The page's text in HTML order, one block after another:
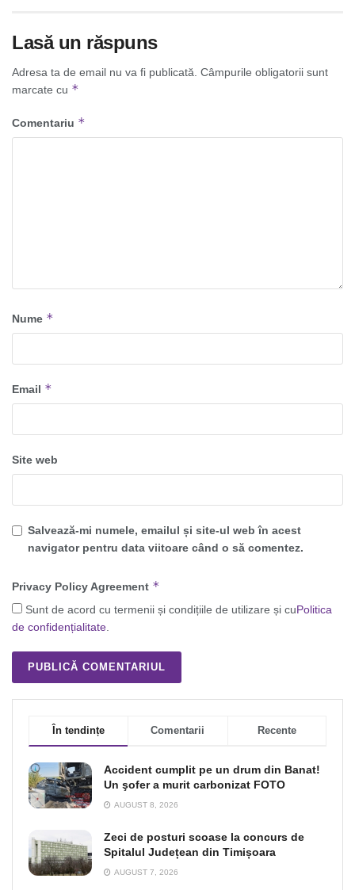
Lasă un răspuns
Adresa ta de email nu va fi publicată. Câmpurile obligatorii sunt
marcate cu *
Comentariu *
Nume *
Email *
Site web
Salvează-mi numele, emailul și site-ul web în acest
navigator pentru data viitoare când o să comentez.
Privacy Policy Agreement *
Sunt de acord cu termenii și condițiile de utilizare și cuPolitica
de confidențialitate.
În tendințe Comentarii Recente
Accident cumplit pe un drum din Banat!
Un şofer a murit carbonizat FOTO
AUGUST 8, 2026
Zeci de posturi scoase la concurs de
Spitalul Județean din Timișoara
AUGUST 7, 2026